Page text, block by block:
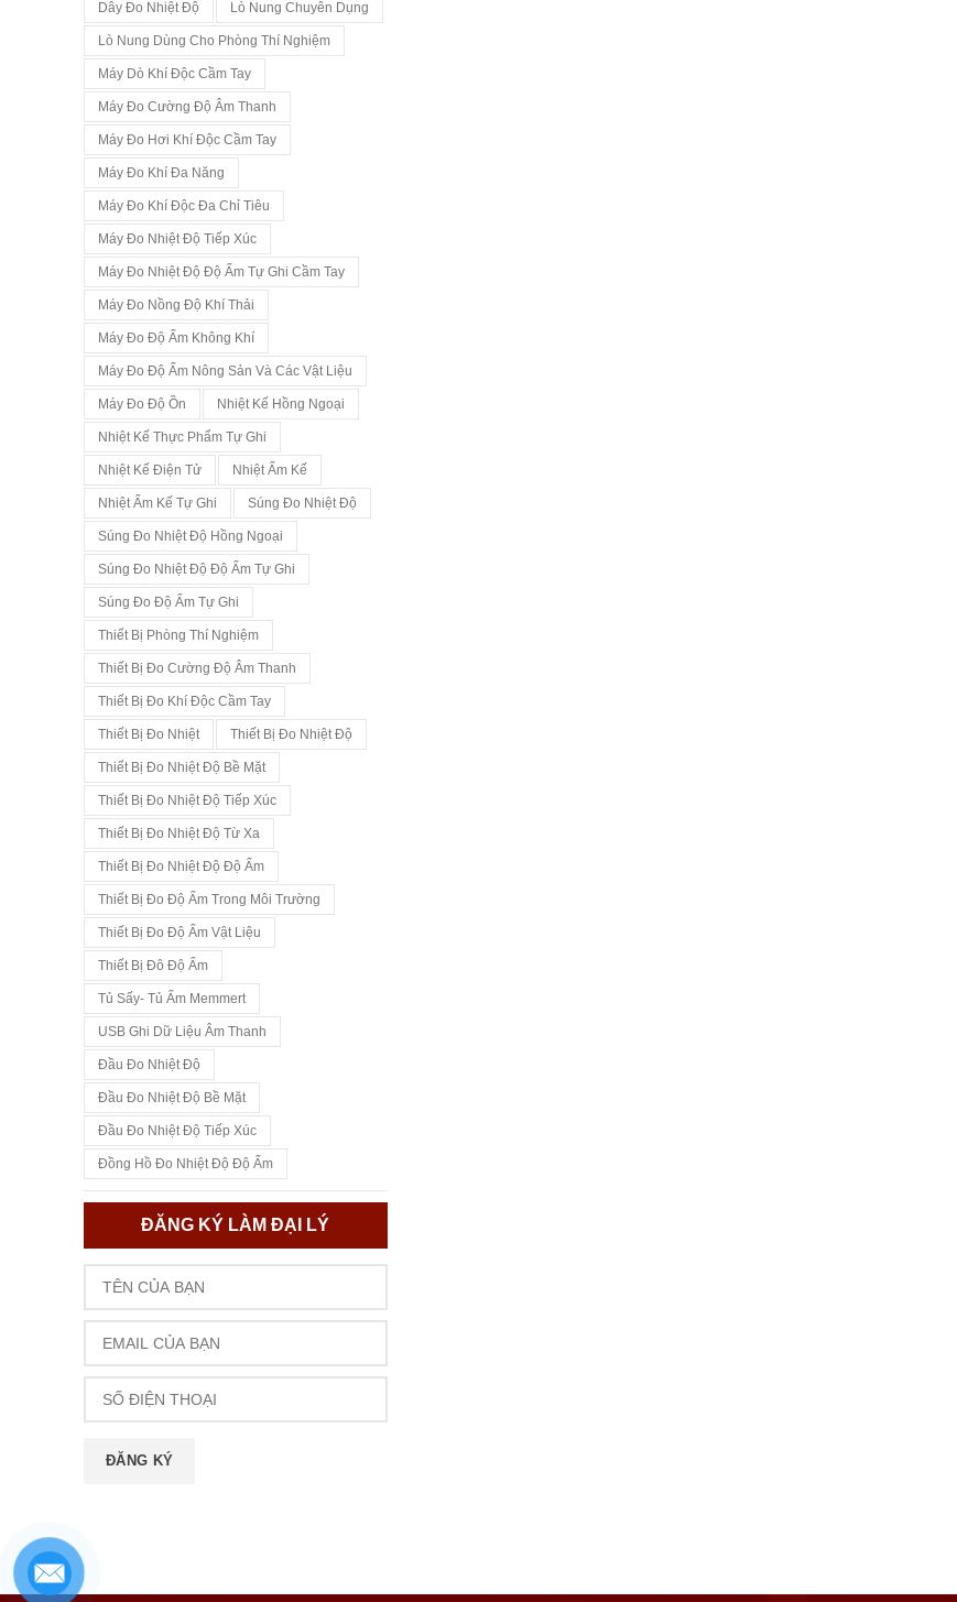
Dây Đo Nhiệt Độ Lò Nung Chuyên Dụng
Lò Nung Dùng Cho Phòng Thí Nghiệm
Máy Dò Khí Độc Cầm Tay
Máy Đo Cường Độ Âm Thanh
Máy Đo Hơi Khí Độc Cầm Tay
Máy Đo Khí Đa Năng
Máy Đo Khí Độc Đa Chỉ Tiêu
Máy Đo Nhiệt Độ Tiếp Xúc
Máy Đo Nhiệt Độ Độ Ẩm Tự Ghi Cầm Tay
Máy Đo Nồng Độ Khí Thải
Máy Đo Độ Ẩm Không Khí
Máy Đo Độ Ẩm Nông Sản Và Các Vật Liệu
Máy Đo Độ Ồn Nhiệt Kế Hồng Ngoại
Nhiệt Kế Thực Phẩm Tự Ghi
Nhiệt Kế Điện Tử Nhiệt Ẩm Kế
Nhiệt Ẩm Kế Tự Ghi Súng Đo Nhiệt Độ
Súng Đo Nhiệt Độ Hồng Ngoại
Súng Đo Nhiệt Độ Độ Ẩm Tự Ghi
Súng Đo Độ Ẩm Tự Ghi
Thiết Bị Phòng Thí Nghiệm
Thiết Bị Đo Cường Độ Âm Thanh
Thiết Bị Đo Khí Độc Cầm Tay
Thiết Bị Đo Nhiệt Thiết Bị Đo Nhiệt Độ
Thiết Bị Đo Nhiệt Độ Bề Mặt
Thiết Bị Đo Nhiệt Độ Tiếp Xúc
Thiết Bị Đo Nhiệt Độ Từ Xa
Thiết Bị Đo Nhiệt Độ Độ Ẩm
Thiết Bị Đo Độ Ẩm Trong Môi Trường
Thiết Bị Đo Độ Ẩm Vật Liệu
Thiết Bị Đô Độ Ẩm
Tủ Sấy- Tủ Ấm Memmert
USB Ghi Dữ Liệu Âm Thanh
Đầu Đo Nhiệt Độ
Đầu Đo Nhiệt Độ Bề Mặt
Đầu Đo Nhiệt Độ Tiếp Xúc
Đồng Hồ Đo Nhiệt Độ Độ Ẩm
ĐĂNG KÝ LÀM ĐẠI LÝ